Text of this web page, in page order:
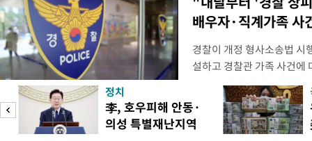
배우자·직계가족 사
경찰이 개정 형사소송법 시
설하고 경찰관 가족 사건에
피제'를 도입한다. 경찰청
후속 조치 태스크포스
우선 올해 하반기 인사에
하던 수사감찰 기능을 인
정치
李, 호우피해 안동·
의성 특별재난지역